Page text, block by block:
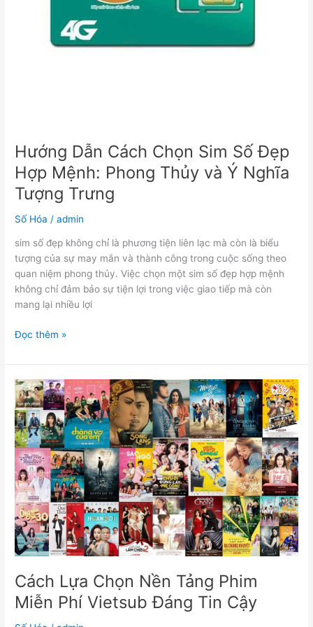
Hướng Dẫn Cách Chọn Sim Số Đẹp
Hợp Mệnh: Phong Thủy và Ý Nghĩa
Tượng Trưng
Số Hóa /admin
sim số đẹp không chỉ là phương tiện liên lạc mà còn là biểu
tượng của sự may mắn và thành công trong cuộc sống theo
quan niệm phong thủy. Việc chọn một sim số đẹp hợp mệnh
không chỉ đảm bảo sự tiện lợi trong việc giao tiếp mà còn
mang lại nhiều lợi
Đọc thêm »
Cách Lựa Chọn Nền Tảng Phim
Miễn Phí Vietsub Đáng Tin Cậy
Cách
Lựa
Chọn
Nền
Tảng
Phim
Miễn
Phí
Vietsub
Đáng
Tin
Cậy